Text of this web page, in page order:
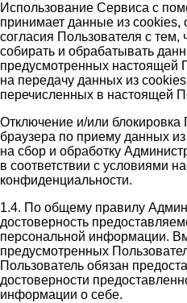
Использование Сервиса с
принимает данные из cookies,
согласия Пользователя с
собирать и обрабатывать
предусмотренных настоящей
на передачу данных из
перечисленных в настоящей
Отключение и/или
браузера по приему данных
на сбор и обработку
в соответствии с условиями
конфиденциальности.
1.4. По общему правилу
достоверность
персональной информации.
предусмотренных
Пользователь обязан
достоверности
информации о себе.